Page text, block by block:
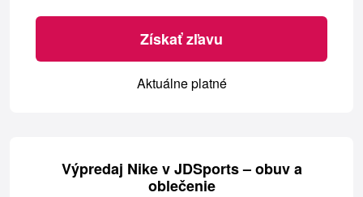
Získať zľavu
Aktuálne platné
Výpredaj Nike v JDSports – obuv a
oblečenie